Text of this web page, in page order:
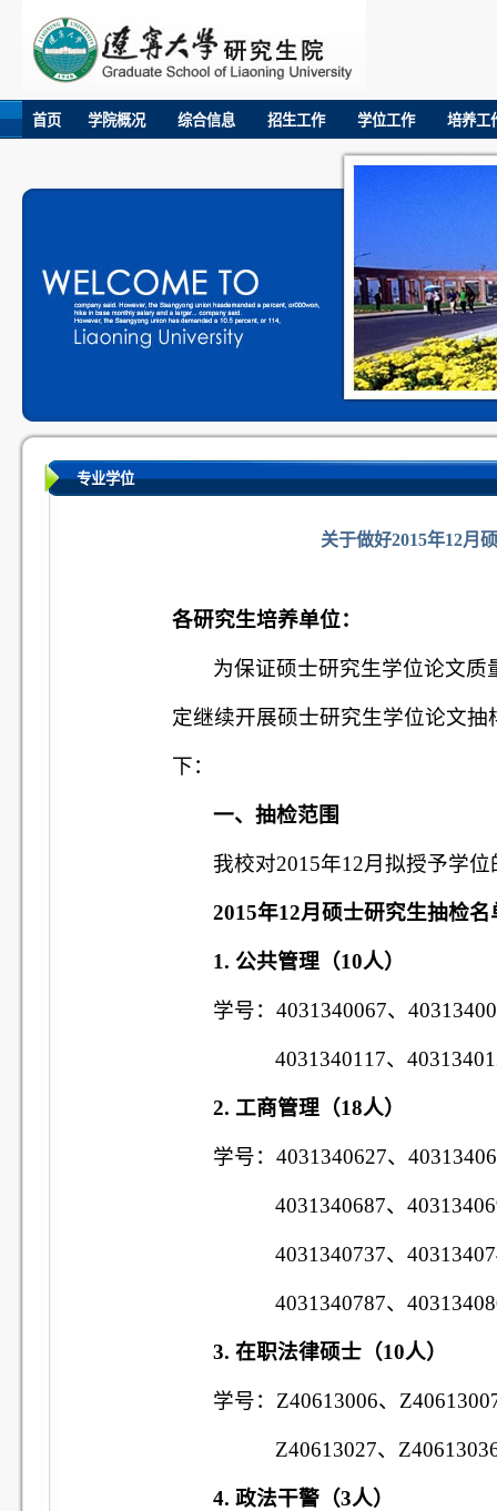
首页 学院概况 综合信息 招生工作 学位工作 培养工
专业学位
关于做好2015年12月
各研究生培养单位：
为保证硕士研究生学位论文
定继续开展硕士研究生学位论文抽
下：
一、抽检范围
我校对2015年12月拟授予学
2015年12月硕士研究生抽检名
1. 公共管理（10人）
学号：4031340067、
4031340117、
2. 工商管理（18人）
学号：4031340627、
4031340687、
4031340737、
4031340787、
3.在职法律硕士（10人）
学号： Z40613006、
Z40613027、
4.政法干警（3人）